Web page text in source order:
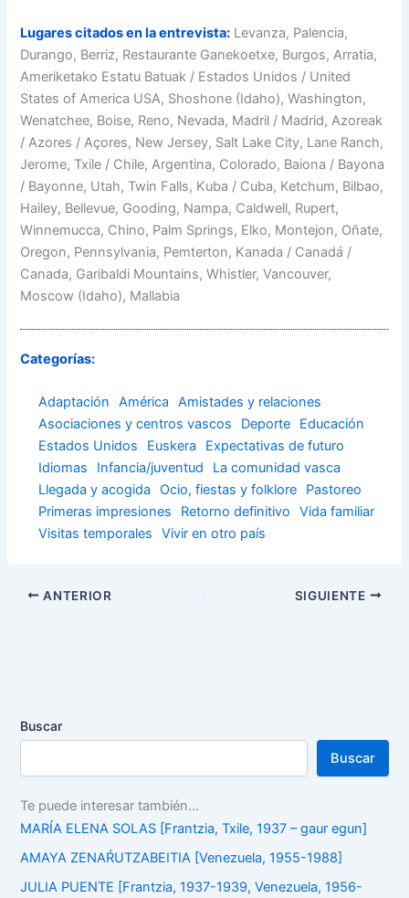
Lugares citados en la entrevista: Levanza, Palencia,
Durango, Berriz, Restaurante Ganekoetxe, Burgos, Arratia,
Ameriketako Estatu Batuak / Estados Unidos / United
States of America USA, Shoshone (Idaho), Washington,
Wenatchee, Boise, Reno, Nevada, Madril / Madrid, Azoreak
/ Azores / Açores, New Jersey, Salt Lake City, Lane Ranch,
Jerome, Txile / Chile, Argentina, Colorado, Baiona / Bayona
/ Bayonne, Utah, Twin Falls, Kuba / Cuba, Ketchum, Bilbao,
Hailey, Bellevue, Gooding, Nampa, Caldwell, Rupert,
Winnemucca, Chino, Palm Springs, Elko, Montejon, Oñate,
Oregon, Pennsylvania, Pemterton, Kanada / Canadá /
Canada, Garibaldi Mountains, Whistler, Vancouver,
Moscow (Idaho), Mallabia
Categorías:
Adaptación América
Amistades y relaciones
Asociaciones y centros vascos
Deporte
Educación
Estados Unidos
Euskera
Expectativas de futuro
Idiomas
Infancia/juventud
La comunidad vasca
Llegada y acogida
Ocio, fiestas y folklore
Pastoreo
Primeras impresiones
Retorno definitivo
Vida familiar
Visitas temporales
Vivir en otro país
ANTERIOR SIGUIENTE
Buscar
Buscar
Te puede interesar también...
MARÍA ELENA SOLAS [Frantzia, Txile, 1937 – gaur egun]
AMAYA ZENAŔUTZABEITIA [Venezuela, 1955-1988]
JULIA PUENTE [Frantzia, 1937-1939, Venezuela, 1956-